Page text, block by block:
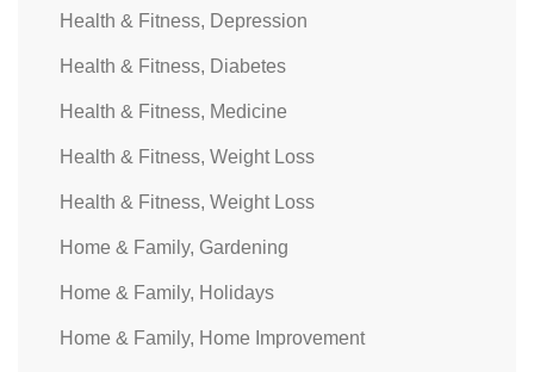
Health & Fitness, Depression
Health & Fitness, Diabetes
Health & Fitness, Medicine
Health & Fitness, Weight Loss
Health & Fitness, Weight Loss
Home & Family, Gardening
Home & Family, Holidays
Home & Family, Home Improvement